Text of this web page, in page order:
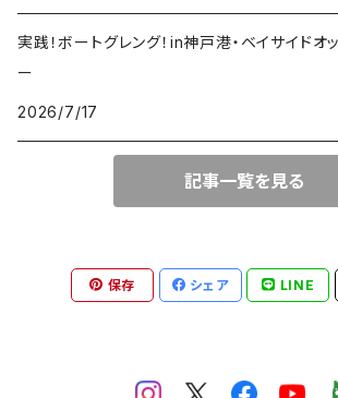
ジャックナカムラ
ERTEL
実践！ボートグレング！in神戸港・ベイサイドオ
ー
2026/7/17
記事一覧を見る
保存 シェア LINE